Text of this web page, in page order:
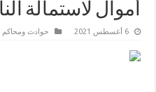
أموال لاستمالة
6 أغسطس 2021 حوادث ومحاكم